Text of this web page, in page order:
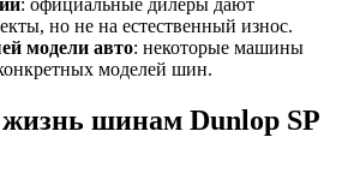
: официальные дилеры дают
но не на естественный износ.
модели авто: некоторые машины
моделей шин.
шинам Dunlop SP